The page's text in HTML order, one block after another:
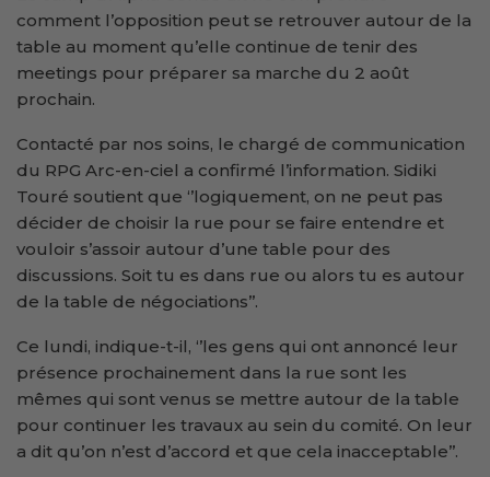
comment l’opposition peut se retrouver autour de la
table au moment qu’elle continue de tenir des
meetings pour préparer sa marche du 2 août
prochain.
Contacté par nos soins, le chargé de communication
du RPG Arc-en-ciel a confirmé l’information. Sidiki
Touré soutient que ‘’logiquement, on ne peut pas
décider de choisir la rue pour se faire entendre et
vouloir s’assoir autour d’une table pour des
discussions. Soit tu es dans rue ou alors tu es autour
de la table de négociations’’.
Ce lundi, indique-t-il, ‘’les gens qui ont annoncé leur
présence prochainement dans la rue sont les
mêmes qui sont venus se mettre autour de la table
pour continuer les travaux au sein du comité. On leur
a dit qu’on n’est d’accord et que cela inacceptable’’.